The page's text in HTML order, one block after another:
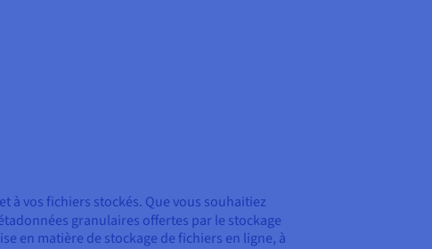
à vos fichiers stockés. Que vous souhaitiez
granulaires offertes par le stockage
en matière de stockage de fichiers en ligne, à